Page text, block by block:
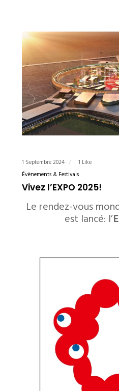
1 Septembre 2024
1 Like
Évènements & Festivals
Vivez l’EXPO 2025!
Le rendez-vous
est lancé: l’